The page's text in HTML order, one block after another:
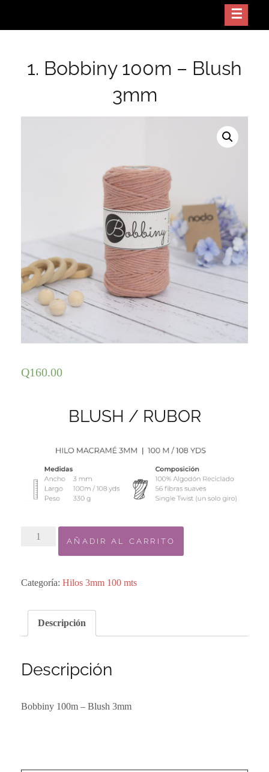
1. Bobbiny 100m – Blush
3mm
Q160.00
BLUSH / RUBOR
-
3mm
cantidad
AÑADIR AL CARRITO
Categoría: Hilos 3mm 100 mts
Descripción
Descripción
Bobbiny 100m – Blush 3mm